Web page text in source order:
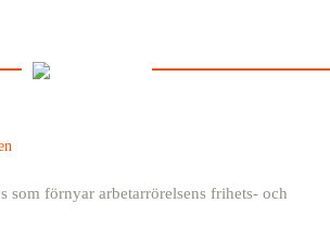
som förnyar arbetarrörelsens frihets- och